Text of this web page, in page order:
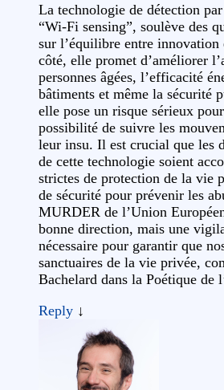
La technologie de détection
“Wi-Fi sensing”, soulève des
sur l’équilibre entre innovation
côté, elle promet d’améliorer
personnes âgées, l’efficacité
bâtiments et même la sécurité
elle pose un risque sérieux
possibilité de suivre les
leur insu. Il est crucial que les
de cette technologie soient
strictes de protection de la vie
de sécurité pour prévenir les
MURDER de l’Union
bonne direction, mais une
nécessaire pour garantir que
sanctuaires de la vie privée,
Bachelard dans la Poétique de
Reply ↓